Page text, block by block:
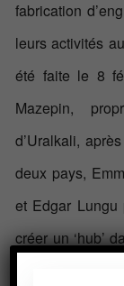
fabrication
leurs activités
été faite le 8
Mazepin,
d’Uralkali,
deux pays,
et Edgar Lungu
créer un ‘hub’
directement